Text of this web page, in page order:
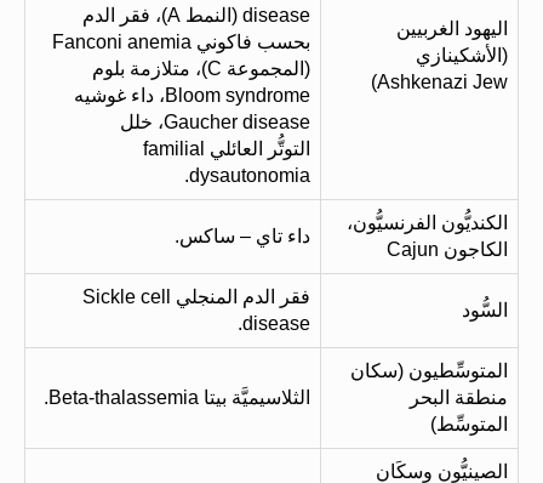
اليهود الغربيين
(الأشكينازي
Ashkenazi Jew)
disease (النمط A)، فقر الدم
بحسب فاكوني Fanconi anemia
(المجموعة C)، متلازمة بلوم
Bloom syndrome، داء غوشيه
Gaucher disease، خلل
التوتُّر العائلي familial
dysautonomia.
الكنديُّون الفرنسيُّون،
الكاجون Cajun
داء تاي – ساكس.
السُّود
فقر الدم المنجلي Sickle cell
disease.
المتوسِّطيون (سكان
منطقة البحر
المتوسِّط)
الثلاسيميَّة بيتا Beta-thalassemia.
الصينيُّون وسكَان